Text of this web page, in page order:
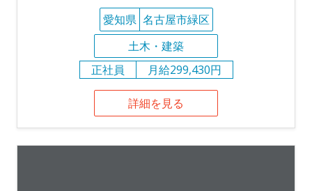
愛知県 名古屋市緑区
土木・建築
正社員
月給299,430円
詳細を見る